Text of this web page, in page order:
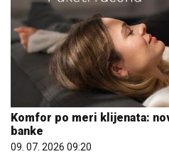
Komfor po meri klijenata:
banke
09. 07. 2026 09:20